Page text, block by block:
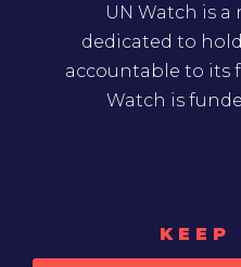
UN Watch is
dedicated to
accountable to its
Watch is
KEEP